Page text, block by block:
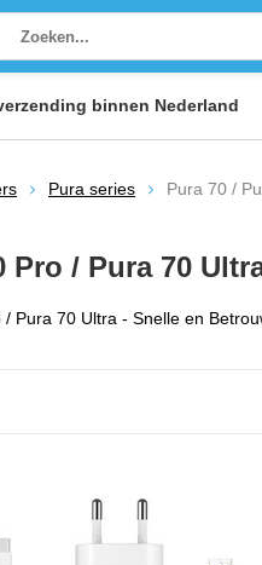
binnen Nederland
Pura series Pura 70 /
Pro / Pura 70
Pura 70 Ultra - Snelle en